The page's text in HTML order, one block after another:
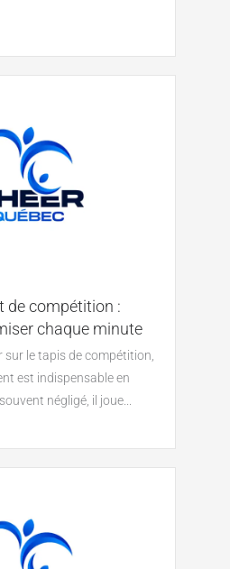
de compétition :
chaque minute
le tapis de compétition,
est indispensable en
négligé, il joue...